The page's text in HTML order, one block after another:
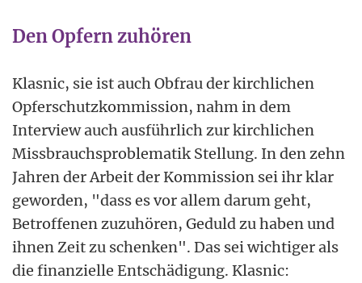
Den Opfern zuhören
Klasnic, sie ist auch Obfrau der kirchlichen
Opferschutzkommission, nahm in dem
Interview auch ausführlich zur kirchlichen
Missbrauchsproblematik Stellung. In den zehn
Jahren der Arbeit der Kommission sei ihr klar
geworden, "dass es vor allem darum geht,
Betroffenen zuzuhören, Geduld zu haben und
ihnen Zeit zu schenken". Das sei wichtiger als
die finanzielle Entschädigung. Klasnic: